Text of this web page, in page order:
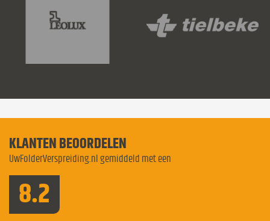
KLANTEN BEOORDELEN
UwFolderVerspreiding.nl gemiddeld met een
8.2